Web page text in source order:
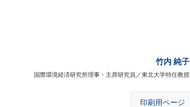
竹内 純子
国際環境経済研究所理事・主席研究員／東北大学特任教授
印刷用ページ